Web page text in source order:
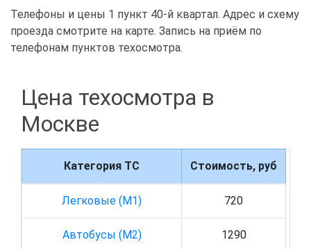
Телефоны и цены 1 пункт 40-й квартал. Адрес и схему
проезда смотрите на карте. Запись на приём по
телефонам пунктов техосмотра.
Цена техосмотра в
Москве
Категория ТС Стоимость, руб
Легковые (M1) 720
Автобусы (M2) 1290